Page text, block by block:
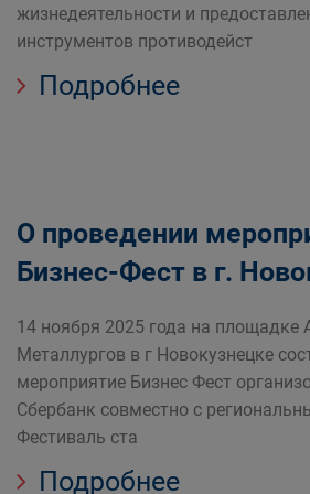
жизнедеятельности и
инструментов противодейст
Подробнее
О проведении
Бизнес-Фест в г.
14 ноября 2025 года на площадке
Металлургов в г Новокузнецке
мероприятие Бизнес Фест
Сбербанк совместно с
Фестиваль ста
Подробнее